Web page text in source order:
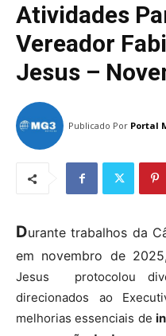
Atividades
Vereador
Jesus –
Publicado Por Portal
Durante trabalhos da
em novembro de
Jesus protocolou
direcionados ao
melhorias essenciais de